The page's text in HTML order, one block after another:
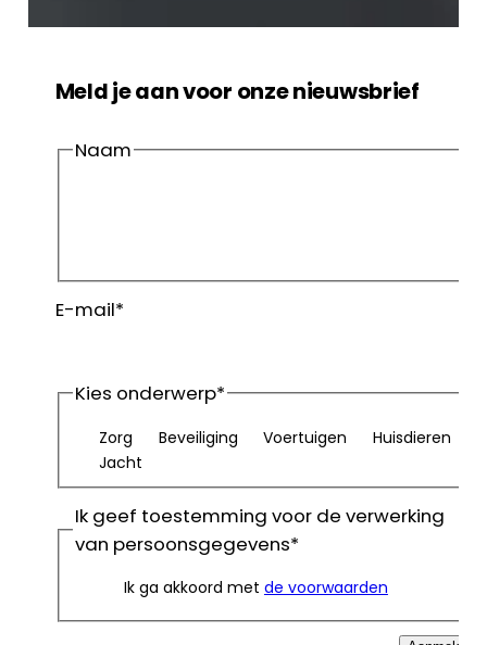
Meld je aan voor onze nieuwsbrief
Naam
Achternaam
E-mail*
Kies onderwerp*
Zorg Beveiliging Voertuigen
Huisdieren
Jacht
Ik geef toestemming voor de verwerking
van persoonsgegevens*
Ik ga akkoord met de voorwaarden